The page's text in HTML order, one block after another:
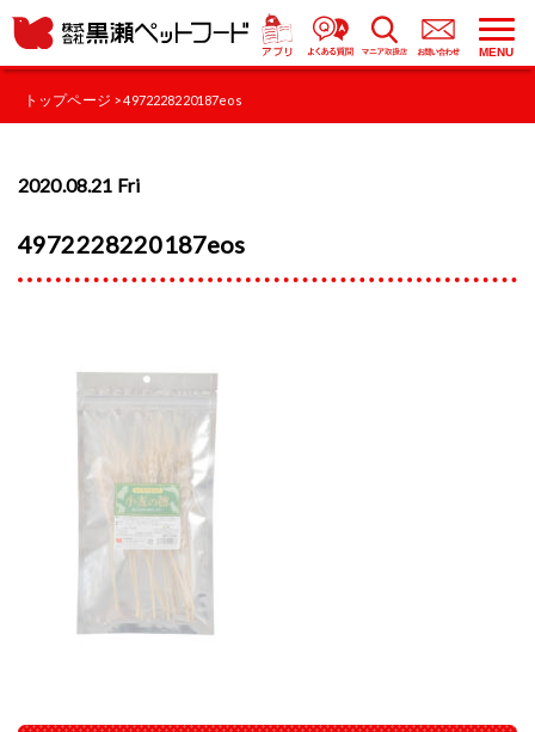
MENU
トップページ > 4972228220187eos
2020.08.21 Fri
4972228220187eos